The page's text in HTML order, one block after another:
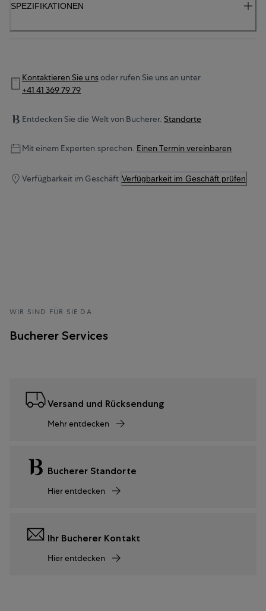
SPEZIFIKATIONEN
Kontaktieren Sie unsoder rufen Sie uns an unter
+41 41 369 79 79
Entdecken Sie die Welt von Bucherer. Standorte
Mit einem Experten sprechen. Einen Termin vereinbaren
Verfügbarkeit im Geschäft Verfügbarkeit im Geschäft prüfen
WIR SIND FÜR SIE DA
Bucherer Services
Versand und Rücksendung
Mehr entdecken
Bucherer Standorte
Hier entdecken
Ihr Bucherer Kontakt
Hier entdecken